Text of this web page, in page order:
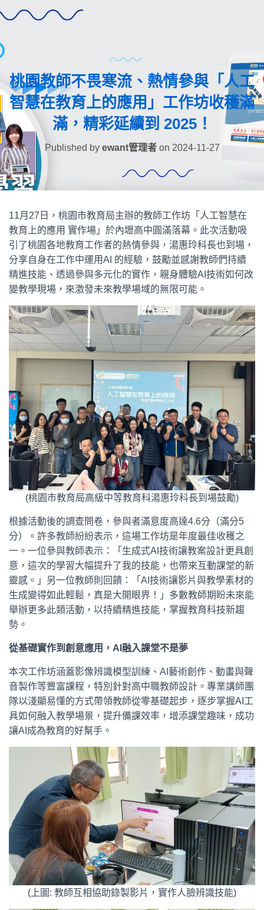
桃園教師不畏寒流、熱情參與「人工
智慧在教育上的應用」工作坊收穫滿
滿，精彩延續到 2025！
Published by ewant管理者on 2024-11-27
11月27日，桃園市教育局主辦的教師工作坊「人工智慧在
教育上的應用 實作場」於內壢高中圓滿落幕。此次活動吸
引了桃園各地教育工作者的熱情參與，湯惠玲科長也到場，
分享自身在工作中運用AI 的經驗，鼓勵並感謝教師們持續
精進技能、透過參與多元化的實作，親身體驗AI技術如何改
變教學現場，來激發未來教學場域的無限可能。
(桃園市教育局高級中等教育科湯惠玲科長到場鼓勵)
根據活動後的調查問卷，參與者滿意度高達4.6分（滿分5
分）。許多教師紛紛表示，這場工作坊是年度最佳收穫之
一。一位參與教師表示：「生成式AI技術讓教案設計更具創
意，這次的學習大幅提升了我的技能，也帶來互動課堂的新
靈感。」另一位教師則回饋：「AI技術讓影片與教學素材的
生成變得如此輕鬆，真是大開眼界！」多數教師期盼未來能
舉辦更多此類活動，以持續精進技能，掌握教育科技新趨
勢。
從基礎實作到創意應用，AI融入課堂不是夢
本次工作坊涵蓋影像辨識模型訓練、AI藝術創作、動畫與聲
音製作等豐富課程，特別針對高中職教師設計。專業講師團
隊以淺顯易懂的方式帶領教師從零基礎起步，逐步掌握AI工
具如何融入教學場景，提升備課效率，增添課堂趣味，成功
讓AI成為教育的好幫手。
(上圖: 教師互相協助錄製影片，實作人臉辨識技能)